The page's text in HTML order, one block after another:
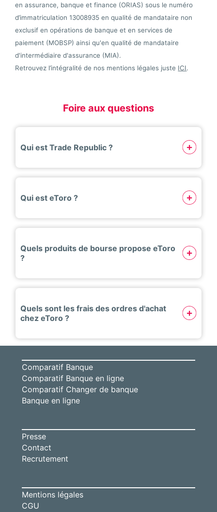
en assurance, banque et finance (ORIAS) sous le numéro
d’immatriculation 13008935 en qualité de mandataire non
exclusif en opérations de banque et en services de
paiement (MOBSP) ainsi qu'en qualité de mandataire
d'intermédiaire d'assurance (MIA).
Retrouvez l’intégralité de nos mentions légales juste ICI.
Foire aux questions
Qui est Trade Republic ?
Qui est eToro ?
Quels produits de bourse propose eToro
?
Quels sont les frais des ordres d'achat
chez eToro ?
Comparatif Banque
Comparatif Banque en ligne
Comparatif Changer de banque
Banque en ligne
Presse
Contact
Recrutement
Mentions légales
CGU